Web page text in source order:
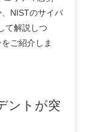
、NISTのサイバ
て解説しつ
ご紹介しま
ントが突